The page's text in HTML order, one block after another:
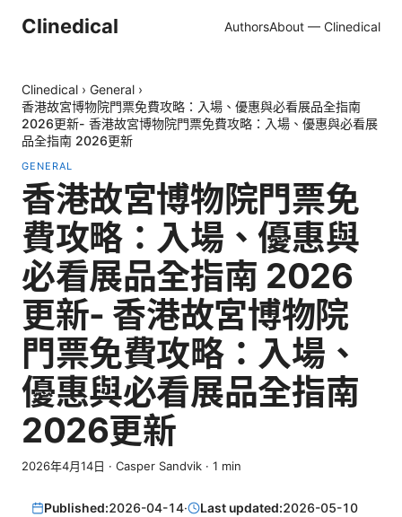
Clinedical AuthorsAbout — Clinedical
Clinedical › General ›
香港故宮博物院門票免費攻略：入場、優惠與必看展品全指南
2026更新- 香港故宮博物院門票免費攻略：入場、優惠與必看展
品全指南 2026更新
GENERAL
香港故宮博物院門票免
費攻略：入場、優惠與
必看展品全指南 2026
更新- 香港故宮博物院
門票免費攻略：入場、
優惠與必看展品全指南
2026更新
2026年4月14日 · Casper Sandvik · 1 min
Published:2026-04-14· Last updated:2026-05-10